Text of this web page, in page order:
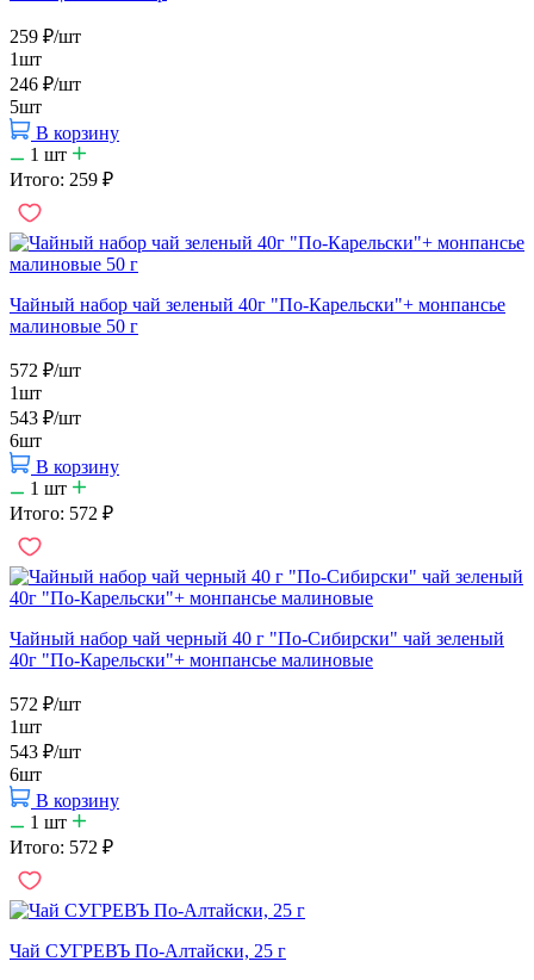
259 ₽/шт
1шт
246 ₽/шт
5шт
В корзину
1 шт
Итого: 259 ₽
Чайный набор чай зеленый 40г "По-Карельски"+ монпансье
малиновые 50 г
572 ₽/шт
1шт
543 ₽/шт
6шт
В корзину
1 шт
Итого: 572 ₽
Чайный набор чай черный 40 г "По-Сибирски" чай зеленый
40г "По-Карельски"+ монпансье малиновые
572 ₽/шт
1шт
543 ₽/шт
6шт
В корзину
1 шт
Итого: 572 ₽
Чай СУГРЕВЪ По-Алтайски, 25 г